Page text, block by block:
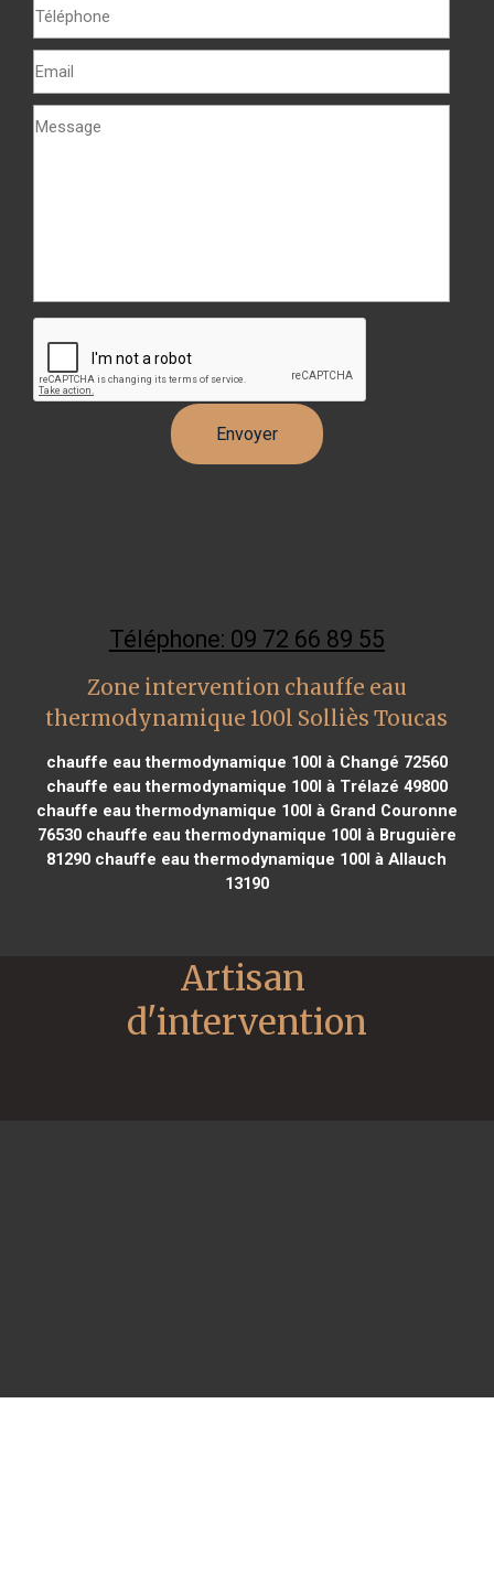
Téléphone: 09 72 66 89 55
Zone intervention chauffe eau
thermodynamique 100l Solliès Toucas
chauffe eau thermodynamique 100l à Changé 72560
chauffe eau thermodynamique 100l à Trélazé 49800
chauffe eau thermodynamique 100l à Grand Couronne
76530chauffe eau thermodynamique 100l à Bruguière
81290 chauffe eau thermodynamique 100l à Allauch
13190
Artisan
d'intervention